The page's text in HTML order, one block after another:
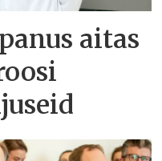
aitas